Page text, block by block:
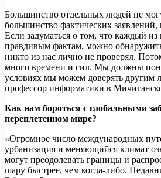
Большинство отдельных людей не
большинство фактических
Если задуматься о том, что каждый из
правдивым фактам, можно
никто из нас лично не проверял.
много времени и сил. Мы должны
условиях мы можем доверять
профессор информатики в
Как нам бороться с глобальными
переплетенном мире?
«Огромное число международных
урбанизация и меняющийся климат
могут преодолевать границы и
шару быстрее, чем когда-либо.